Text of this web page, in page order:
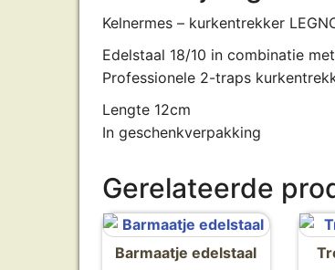
Kelnermes – kurkentrekker
Edelstaal 18/10 in combinatie
Professionele 2-traps
Lengte 12cm
In geschenkverpakking
Gerelateerde
Barmaatje edelstaal